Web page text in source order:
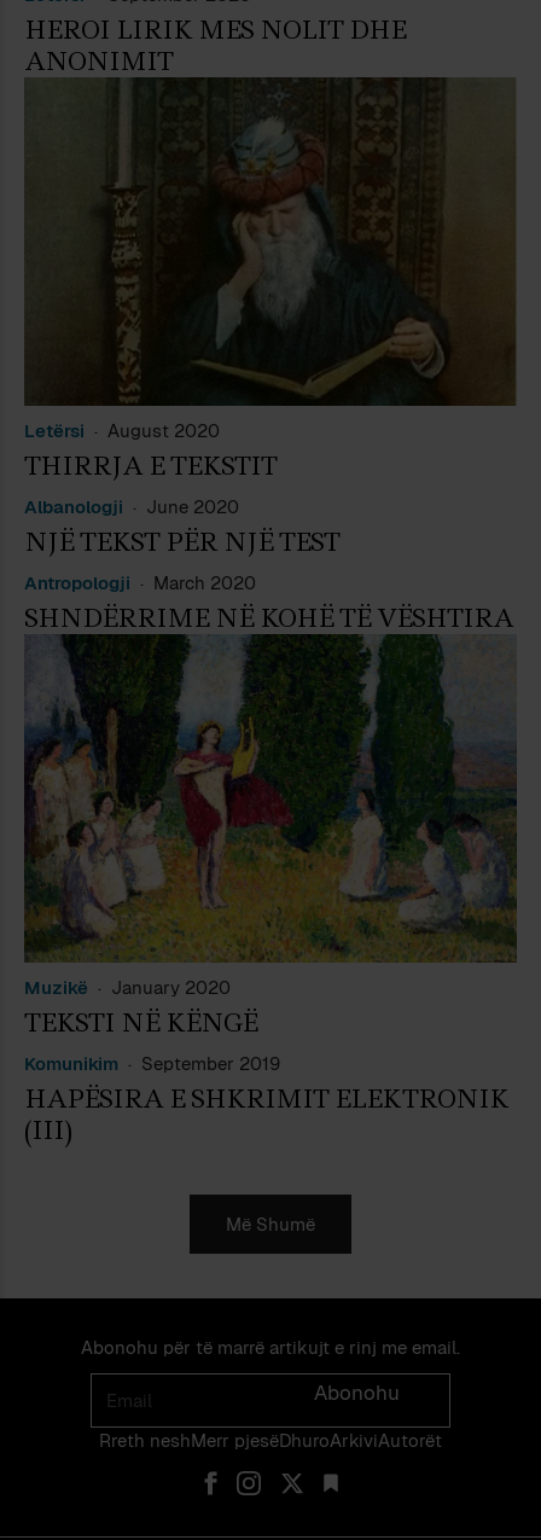
HEROI LIRIK MES NOLIT DHE
ANONIMIT
Letërsi August 2020
THIRRJA E TEKSTIT
Albanologji June 2020
NJË TEKST PËR NJË TEST
Antropologji March 2020
SHNDËRRIME NË KOHË TË VËSHTIRA
Muzikë January 2020
TEKSTI NË KËNGË
Komunikim September 2019
HAPËSIRA E SHKRIMIT ELEKTRONIK
(III)
Më Shumë
Abonohu për të marrë artikujt e rinj me email.
Email
Abonohu
Rreth neshMerr pjes​​ë​DhuroArkiviAutorët